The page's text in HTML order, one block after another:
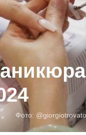
Фото: @giorgiotrovato